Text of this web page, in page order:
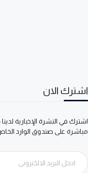
اشترك الان
اشترك في النشرة الإخبارية
مباشرة على صندوق الوارد